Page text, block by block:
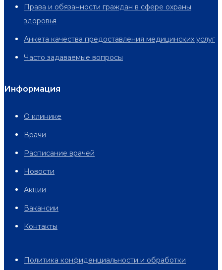
Права и обязанности граждан в сфере охраны
здоровья
Анкета качества предоставления медицинских услуг
Часто задаваемые вопросы
Информация
О клинике
Врачи
Расписание врачей
Новости
Акции
Вакансии
Контакты
Политика конфиденциальности и обработки